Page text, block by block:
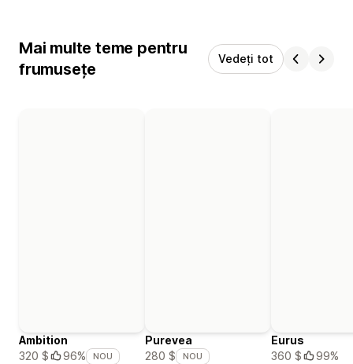
Mai multe teme pentru
frumusețe
Vedeți tot
Ambition
320 $
96% NOU
Purevea
280 $
NOU
Eurus
360 $
99%